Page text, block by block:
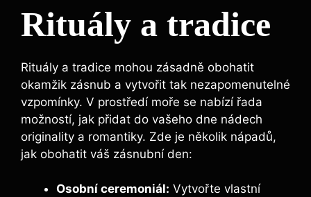
Rituály a tradice
Rituály a tradice mohou zásadně obohatit
okamžik zásnub a vytvořit tak nezapomenutelné
vzpomínky. V prostředí moře se nabízí řada
možností, jak přidat do vašeho dne nádech
originality a romantiky. Zde je několik nápadů,
jak obohatit váš zásnubní den:
Osobní ceremoniál: Vytvořte vlastní